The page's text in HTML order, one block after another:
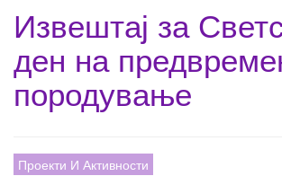
Извештај за
ден на
породување
Проекти И Активности